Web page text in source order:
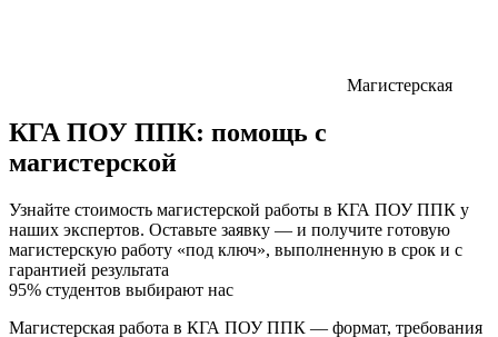
Магистерская
КГА ПОУ ППК: помощь с
магистерской
Узнайте стоимость магистерской работы в КГА ПОУ ППК у
наших экспертов. Оставьте заявку — и получите готовую
магистерскую работу «под ключ», выполненную в срок и с
гарантией результата
95% студентов выбирают нас
Магистерская работа в КГА ПОУ ППК — формат, требования